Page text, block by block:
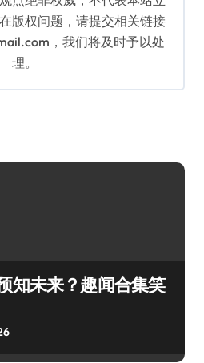
版权问题，请提交相关链接
，我们将及时予以处
理。
知未来？趣闻合集笑